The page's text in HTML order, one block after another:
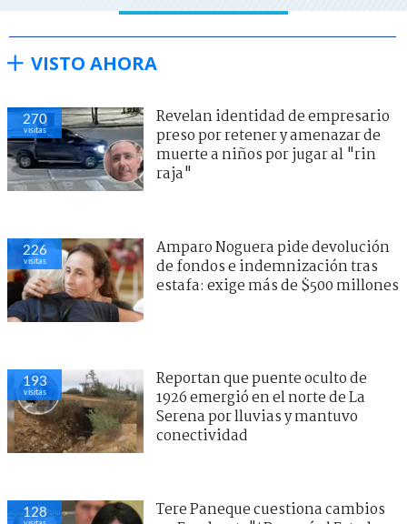
VISTO AHORA
270
visitas
Revelan identidad de empresario
preso por retener y amenazar de
muerte a niños por jugar al "rin
raja"
226
visitas
Amparo Noguera pide devolución
de fondos e indemnización tras
estafa: exige más de $500 millones
193
visitas
Reportan que puente oculto de
1926 emergió en el norte de La
Serena por lluvias y mantuvo
conectividad
128
Tere Paneque cuestiona cambios